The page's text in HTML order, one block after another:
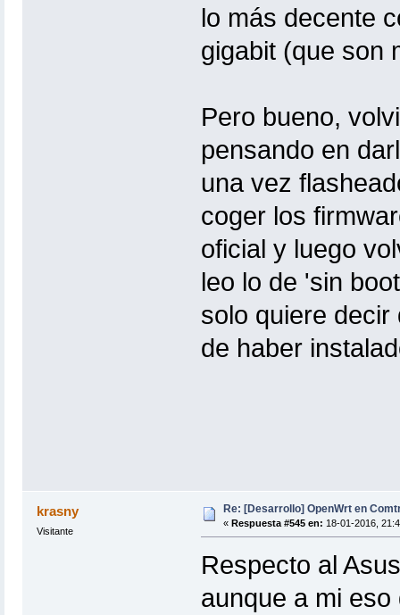
lo más decente
gigabit (que son
Pero bueno,
pensando en
una vez
coger los
oficial y luego
leo lo de 'sin
solo quiere
de haber
krasny
Visitante
Re: [Desarrollo] OpenWrt en
« Respuesta #545 en: 18-01-2016,
Respecto al
aunque a mi